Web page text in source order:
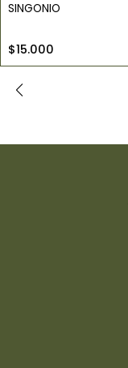
SINGONIO
$15.000